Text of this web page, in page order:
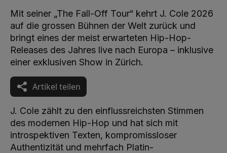
Mit seiner „The Fall-Off Tour“ kehrt J. Cole 2026
auf die grossen Bühnen der Welt zurück und
bringt eines der meist erwarteten Hip-Hop-
Releases des Jahres live nach Europa – inklusive
einer exklusiven Show in Zürich.
Artikel teilen
J. Cole zählt zu den einflussreichsten Stimmen
des modernen Hip-Hop und hat sich mit
introspektiven Texten, kompromissloser
Authentizität und mehrfach Platin-